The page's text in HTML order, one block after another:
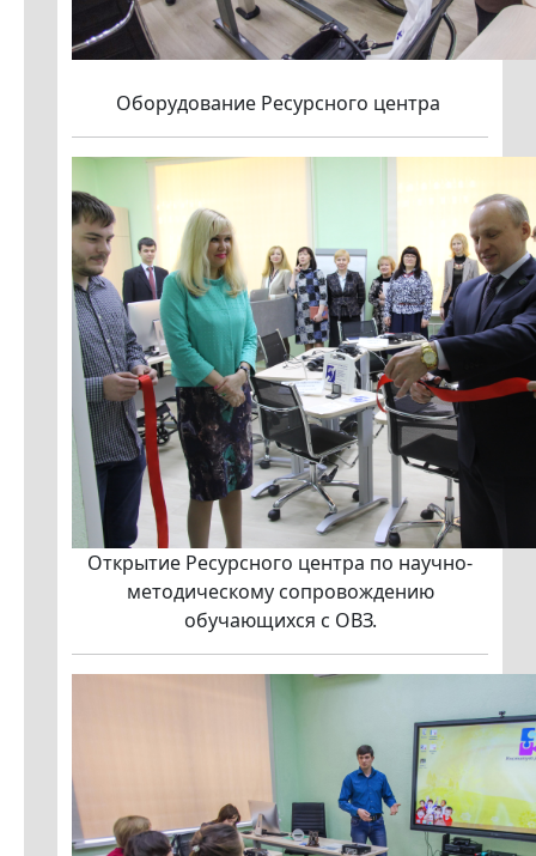
Оборудование Ресурсного центра
Открытие Ресурсного центра по научно-
методическому сопровождению
обучающихся с ОВЗ.